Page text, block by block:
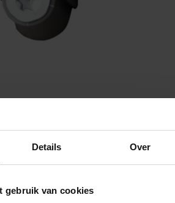
Details Over
gebruik van cookies
GRIJS HALOGEENVRIJ
Polypropyleen (PP)